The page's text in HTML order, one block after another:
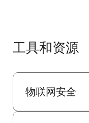
工具和资源
物联网安全